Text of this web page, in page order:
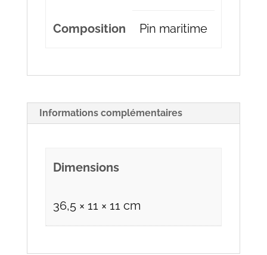
Composition Pin maritime
Informations complémentaires
Dimensions
36,5 × 11 × 11 cm